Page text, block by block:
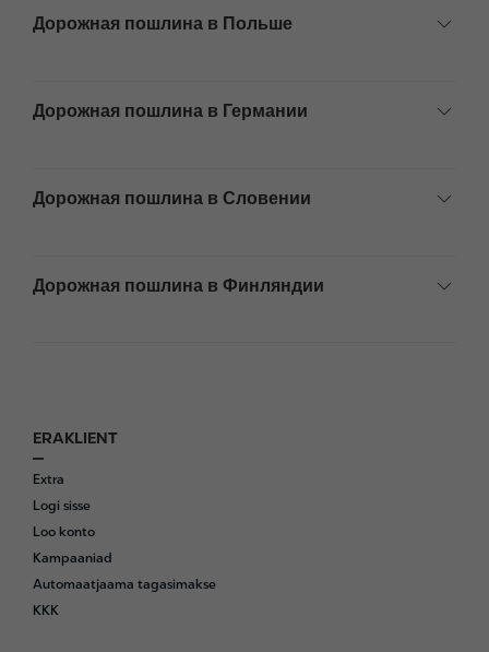
Дорожная пошлина в Польше
Дорожная пошлина в Германии
Дорожная пошлина в Словении
Дорожная пошлина в Финляндии
F
o
o
t
e
r
ERAKLIENT
Extra
Logi sisse
Loo konto
Kampaaniad
Automaatjaama tagasimakse
KKK